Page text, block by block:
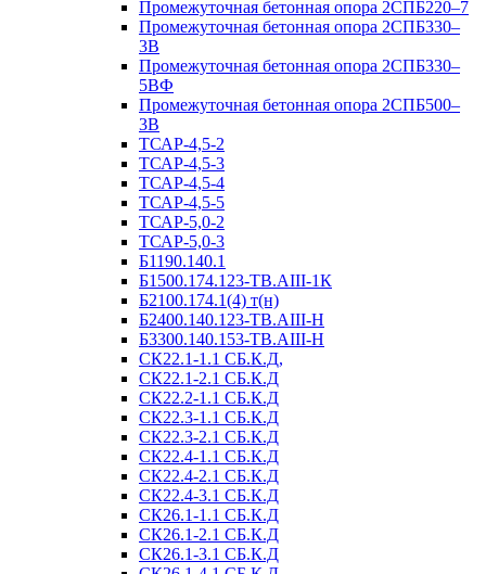
Промежуточная бетонная опора 2СПБ220–7
Промежуточная бетонная опора 2СПБ330–
3В
Промежуточная бетонная опора 2СПБ330–
5ВФ
Промежуточная бетонная опора 2СПБ500–
3В
ТСАР-4,5-2
ТСАР-4,5-3
ТСАР-4,5-4
ТСАР-4,5-5
ТСАР-5,0-2
ТСАР-5,0-3
Б1190.140.1
Б1500.174.123-ТВ.АIII-1К
Б2100.174.1(4) т(н)
Б2400.140.123-ТВ.АIII-Н
Б3300.140.153-ТВ.АIII-Н
СК22.1-1.1 СБ.К.Д,
СК22.1-2.1 СБ.К.Д
СК22.2-1.1 СБ.К.Д
СК22.3-1.1 СБ.К.Д
СК22.3-2.1 СБ.К.Д
СК22.4-1.1 СБ.К.Д
СК22.4-2.1 СБ.К.Д
СК22.4-3.1 СБ.К.Д
СК26.1-1.1 СБ.К.Д
СК26.1-2.1 СБ.К.Д
СК26.1-3.1 СБ.К.Д